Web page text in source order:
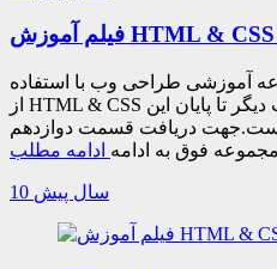
آموزشی طراحی وب با استفاده
از HTML & CSS رسیدیم و تنها سه قسمت دیگر تا پایان این
دریافت قسمت دوازدهم
مجموعه فوق به ادامه ادامه مطلب
10 سال پیش